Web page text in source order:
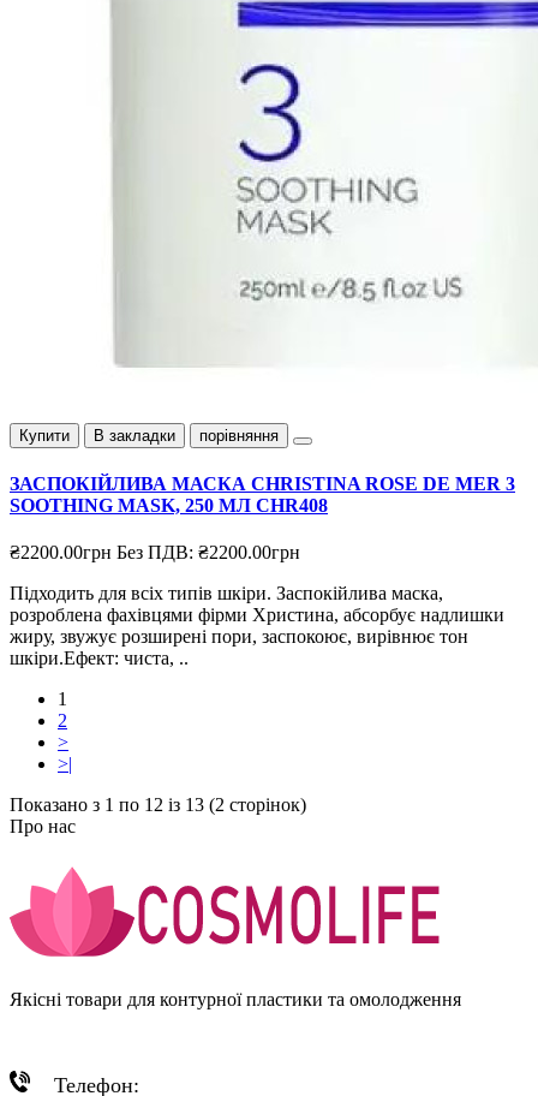
Купити В закладки порівняння
ЗАСПОКІЙЛИВА МАСКА CHRISTINA ROSE DE MER 3
SOOTHING MASK, 250 МЛ CHR408
₴2200.00грн Без ПДВ: ₴2200.00грн
Підходить для всіх типів шкіри. Заспокійлива маска,
розроблена фахівцями фірми Христина, абсорбує надлишки
жиру, звужує розширені пори, заспокоює, вирівнює тон
шкіри.Ефект: чиста, ..
1
2
>
>|
Показано з 1 по 12 із 13 (2 сторінок)
Про нас
Якісні товари для контурної пластики та омолодження
Телефон: